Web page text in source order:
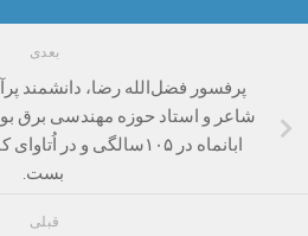
بعدی
پرفسور فضل‌الله رضا، دانشمند
ابانماه در ۱۰۵سالگی و در
بست.
قبلی